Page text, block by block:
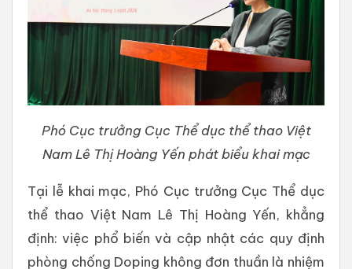
Phó Cục trưởng Cục Thể dục thể thao Việt
Nam Lê Thị Hoàng Yến phát biểu khai mạc
Tại lễ khai mạc, Phó Cục trưởng Cục Thể dục
thể thao Việt Nam Lê Thị Hoàng Yến, khẳng
định: việc phổ biến và cập nhật các quy định
phòng chống Doping không đơn thuần là nhiệm